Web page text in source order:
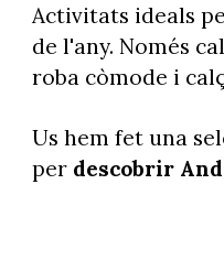
Activitats ideals
de l'any. Només
roba còmode i
Us hem fet una
per descobrir